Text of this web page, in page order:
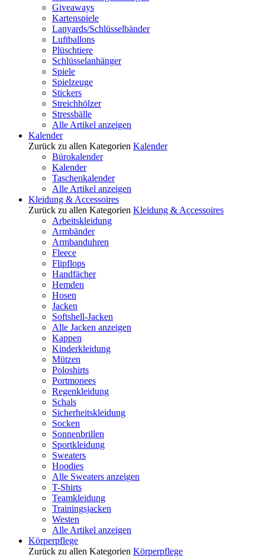
Giveaways
Kartenspiele
Lanyards/Schlüsselbänder
Luftballons
Plüschtiere
Schlüsselanhänger
Spiele
Spielzeuge
Stickers
Streichhölzer
Stressbälle
Alle Artikel anzeigen
Kalender
Zurück zu allen Kategorien Kalender
Bürokalender
Kalender
Taschenkalender
Alle Artikel anzeigen
Kleidung & Accessoires
Zurück zu allen Kategorien Kleidung & Accessoires
Arbeitskleidung
Armbänder
Armbanduhren
Fleece
Flipflops
Handfächer
Hemden
Hosen
Jacken
Softshell-Jacken
Alle Jacken anzeigen
Kappen
Kinderkleidung
Mützen
Poloshirts
Portmonees
Regenkleidung
Schals
Sicherheitskleidung
Socken
Sonnenbrillen
Sportkleidung
Sweaters
Hoodies
Alle Sweaters anzeigen
T-Shirts
Teamkleidung
Trainingsjacken
Westen
Alle Artikel anzeigen
Körperpflege
Zurück zu allen Kategorien Körperpflege